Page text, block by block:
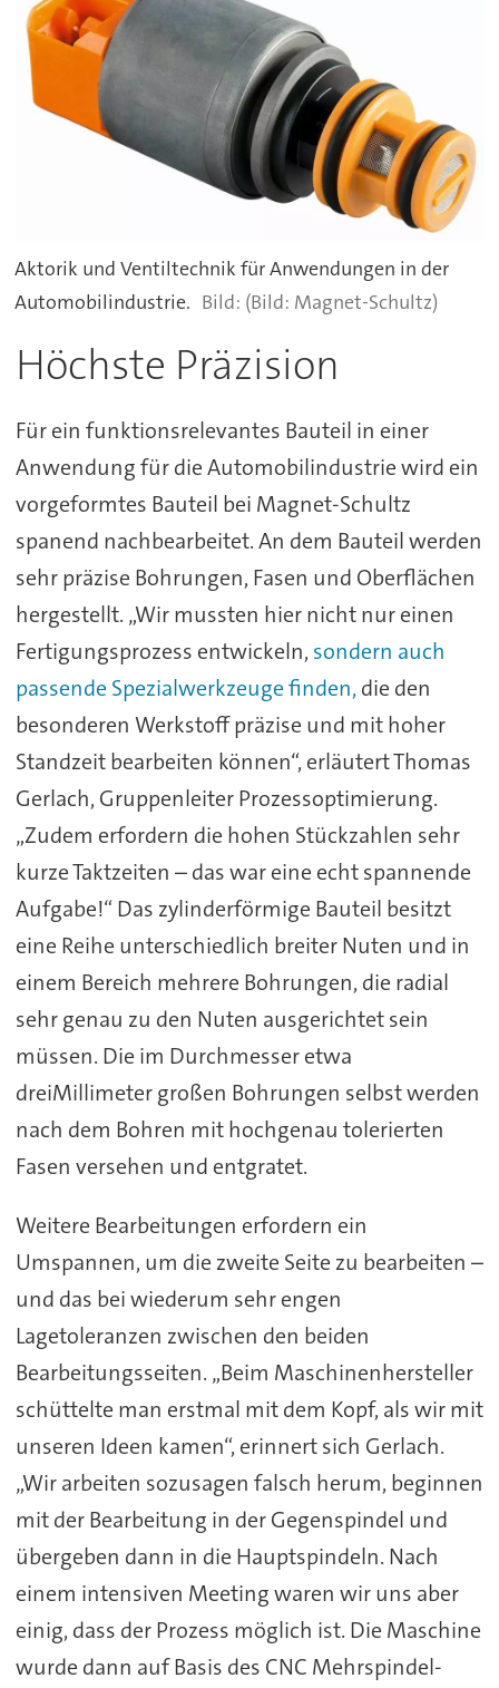
Aktorik und Ventiltechnik für Anwendungen in der
Automobilindustrie.
(Bild: Magnet-Schultz)
Höchste Präzision
Für ein funktionsrelevantes Bauteil in einer
Anwendung für die Automobilindustrie wird ein
vorgeformtes Bauteil bei Magnet-Schultz
spanend nachbearbeitet. An dem Bauteil werden
sehr präzise Bohrungen, Fasen und Oberflächen
hergestellt. „Wir mussten hier nicht nur einen
Fertigungsprozess entwickeln, sondern auch
passende Spezialwerkzeuge finden,die den
besonderen Werkstoff präzise und mit hoher
Standzeit bearbeiten können“, erläutert Thomas
Gerlach, Gruppenleiter Prozessoptimierung.
„Zudem erfordern die hohen Stückzahlen sehr
kurze Taktzeiten – das war eine echt spannende
Aufgabe!“ Das zylinderförmige Bauteil besitzt
eine Reihe unterschiedlich breiter Nuten und in
einem Bereich mehrere Bohrungen, die radial
sehr genau zu den Nuten ausgerichtet sein
müssen. Die im Durchmesser etwa
dreiMillimeter großen Bohrungen selbst werden
nach dem Bohren mit hochgenau tolerierten
Fasen versehen und entgratet.
Weitere Bearbeitungen erfordern ein
Umspannen, um die zweite Seite zu bearbeiten –
und das bei wiederum sehr engen
Lagetoleranzen zwischen den beiden
Bearbeitungsseiten. „Beim Maschinenhersteller
schüttelte man erstmal mit dem Kopf, als wir mit
unseren Ideen kamen“, erinnert sich Gerlach.
„Wir arbeiten sozusagen falsch herum, beginnen
mit der Bearbeitung in der Gegenspindel und
übergeben dann in die Hauptspindeln. Nach
einem intensiven Meeting waren wir uns aber
einig, dass der Prozess möglich ist. Die Maschine
wurde dann auf Basis des CNC Mehrspindel-